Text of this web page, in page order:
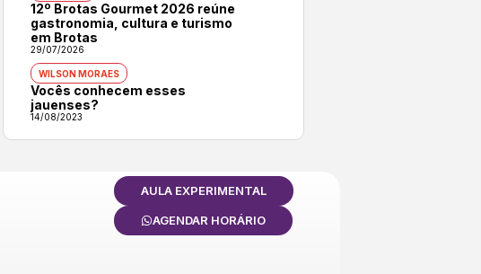
12º Brotas Gourmet 2026 reúne
gastronomia, cultura e turismo
em Brotas
29/07/2026
WILSON MORAES
Vocês conhecem esses
jauenses?
14/08/2023
AULA EXPERIMENTAL
AGENDAR HORÁRIO